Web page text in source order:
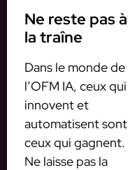
Ne reste pas à
la traîne
Dans le monde de
l’OFM IA, ceux qui
innovent et
automatisent sont
ceux qui gagnent.
Ne laisse pas la